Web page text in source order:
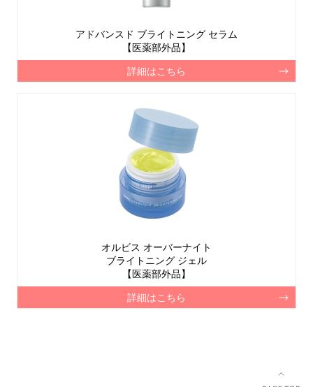
アドバンスド ブライトニング セラム
【医薬部外品】
詳細はこちら
オルビス オーバーナイト
ブライトニング ジェル
【医薬部外品】
詳細はこちら